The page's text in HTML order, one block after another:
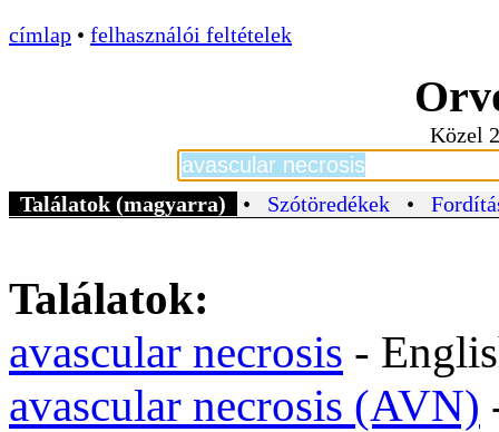
címlap • felhasználói feltételek
Közel
Találatok (magyarra) • Szótöredékek •
Találatok:
avascular necrosis -
avascular necrosis (AVN)